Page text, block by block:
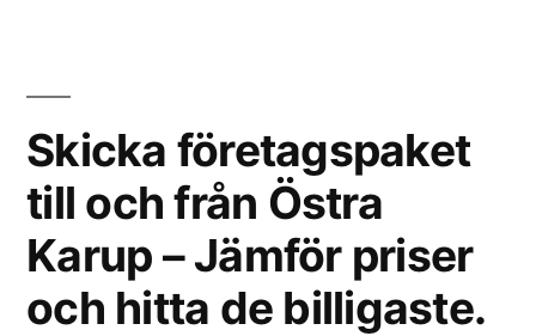
Skicka företagspaket
till och från Östra
Karup – Jämför priser
och hitta de billigaste.